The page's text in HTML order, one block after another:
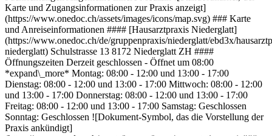
Karte und Zugangsinformationen zur Praxis anzeigt]
(https://www.onedoc.ch/assets/images/icons/map.svg) ### Karte
und Anreiseinformationen #### [Hausarztpraxis Niederglatt]
(https://www.onedoc.ch/de/gruppenpraxis/niederglatt/ebd3x/
niederglatt) Schulstrasse 13 8172 Niederglatt ZH ####
Öffnungszeiten Derzeit geschlossen - Öffnet um 08:00
*expand\_more* Montag: 08:00 - 12:00 und 13:00 - 17:00
Dienstag: 08:00 - 12:00 und 13:00 - 17:00 Mittwoch: 08:00 - 12:00
und 13:00 - 17:00 Donnerstag: 08:00 - 12:00 und 13:00 - 17:00
Freitag: 08:00 - 12:00 und 13:00 - 17:00 Samstag: Geschlossen
Sonntag: Geschlossen ![Dokument-Symbol, das die Vorstellung der
Praxis ankündigt]